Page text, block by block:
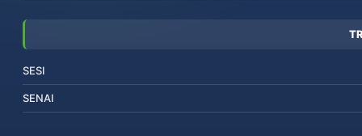
SESI
SENAI